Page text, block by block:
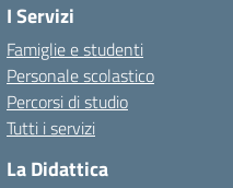
I Servizi
Famiglie e studenti
Personale scolastico
Percorsi di studio
Tutti i servizi
La Didattica